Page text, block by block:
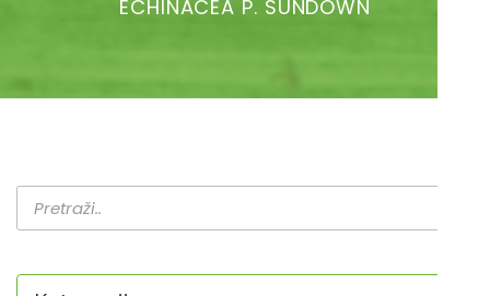
ECHINACEA P. SUNDOWN